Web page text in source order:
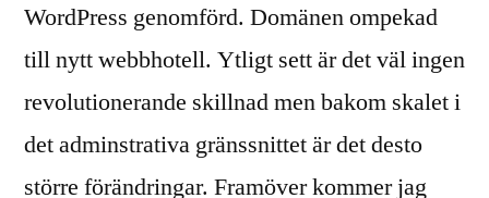
WordPress genomförd. Domänen ompekad
till nytt webbhotell. Ytligt sett är det väl ingen
revolutionerande skillnad men bakom skalet i
det adminstrativa gränssnittet är det desto
större förändringar. Framöver kommer jag